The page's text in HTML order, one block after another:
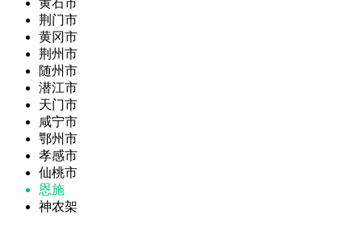
黄石市
荆门市
黄冈市
荆州市
随州市
潜江市
天门市
咸宁市
鄂州市
孝感市
仙桃市
恩施
神农架